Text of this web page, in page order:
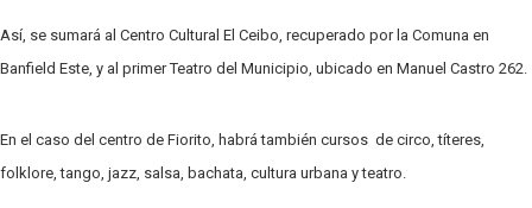
Así, se sumará al Centro Cultural El Ceibo, recuperado por la Comuna en
Banfield Este, y al primer Teatro del Municipio, ubicado en Manuel Castro 262.
En el caso del centro de Fiorito, habrá también cursos de circo, títeres,
folklore, tango, jazz, salsa, bachata, cultura urbana y teatro.